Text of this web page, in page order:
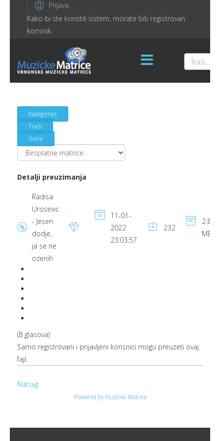
Prijava
Kako bi ste koristili sistem, morate biti registrovan
korisnik.
Kategorije
Traži
Gore
Detalji preuzimanja
Radisa
Urosevic
- Jesen
dodje,
ja se ne
ozenih
11-01-
2022
23:03:57
232
2.83
MB
(8 glasova)
Samo registrovani i prijavljeni korisnici mogu preuzeti ovaj
fajl.
Natrag
Powered by Muzicke Matrice